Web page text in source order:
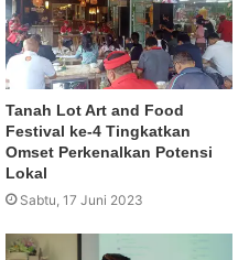
Tanah Lot Art and Food
Festival ke-4 Tingkatkan
Omset Perkenalkan Potensi
Lokal
Sabtu, 17 Juni 2023